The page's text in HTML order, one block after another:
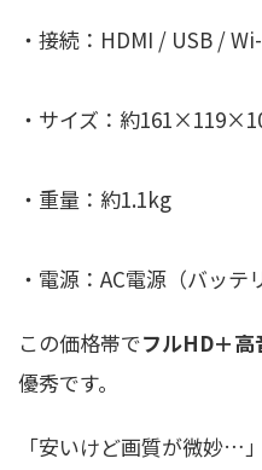
・接続：HDMI / USB /
・サイズ：約
・重量：約1.1kg
・電源：AC電源（バッテ
この価格帯でフルHD＋
優秀です。
「安いけど画質が微妙…